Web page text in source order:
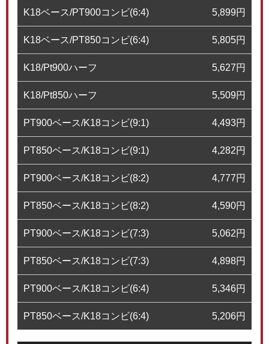
K18ベース/PT900コンビ(6:4) 5,899円
K18ベース/PT850コンビ(6:4) 5,805円
K18/Pt900ハーフ 5,627円
K18/Pt850ハーフ 5,509円
PT900ベース/K18コンビ(9:1) 4,493円
PT850ベース/K18コンビ(9:1) 4,282円
PT900ベース/K18コンビ(8:2) 4,777円
PT850ベース/K18コンビ(8:2) 4,590円
PT900ベース/K18コンビ(7:3) 5,062円
PT850ベース/K18コンビ(7:3) 4,898円
PT900ベース/K18コンビ(6:4) 5,346円
PT850ベース/K18コンビ(6:4) 5,206円